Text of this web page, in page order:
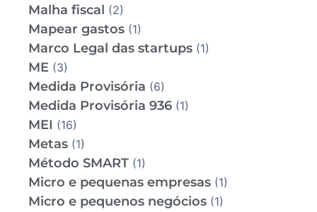
Malha fiscal (2)
Mapear gastos (1)
Marco Legal das startups (1)
ME (3)
Medida Provisória (6)
Medida Provisória 936 (1)
MEI (16)
Metas (1)
Método SMART (1)
Micro e pequenas empresas (1)
Micro e pequenos negócios (1)